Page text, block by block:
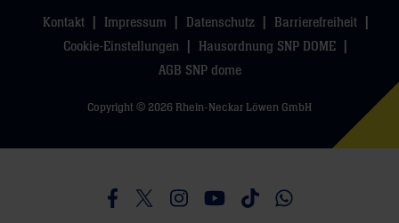
Kontakt Impressum Datenschutz
Barrierefreiheit
Cookie-Einstellungen
Hausordnung SNP DOME
AGB SNP dome
Copyright © 2026 Rhein-Neckar Löwen GmbH
Besucht uns auf Facebook
Besucht uns auf Twitter
Besucht uns auf Instagram
Besucht uns auf Youtube
Besucht uns auf
Besucht uns auf